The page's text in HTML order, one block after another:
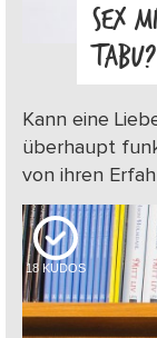
SEX
TABU?
Kann eine
überhaupt
von ihren
18 KUDOS